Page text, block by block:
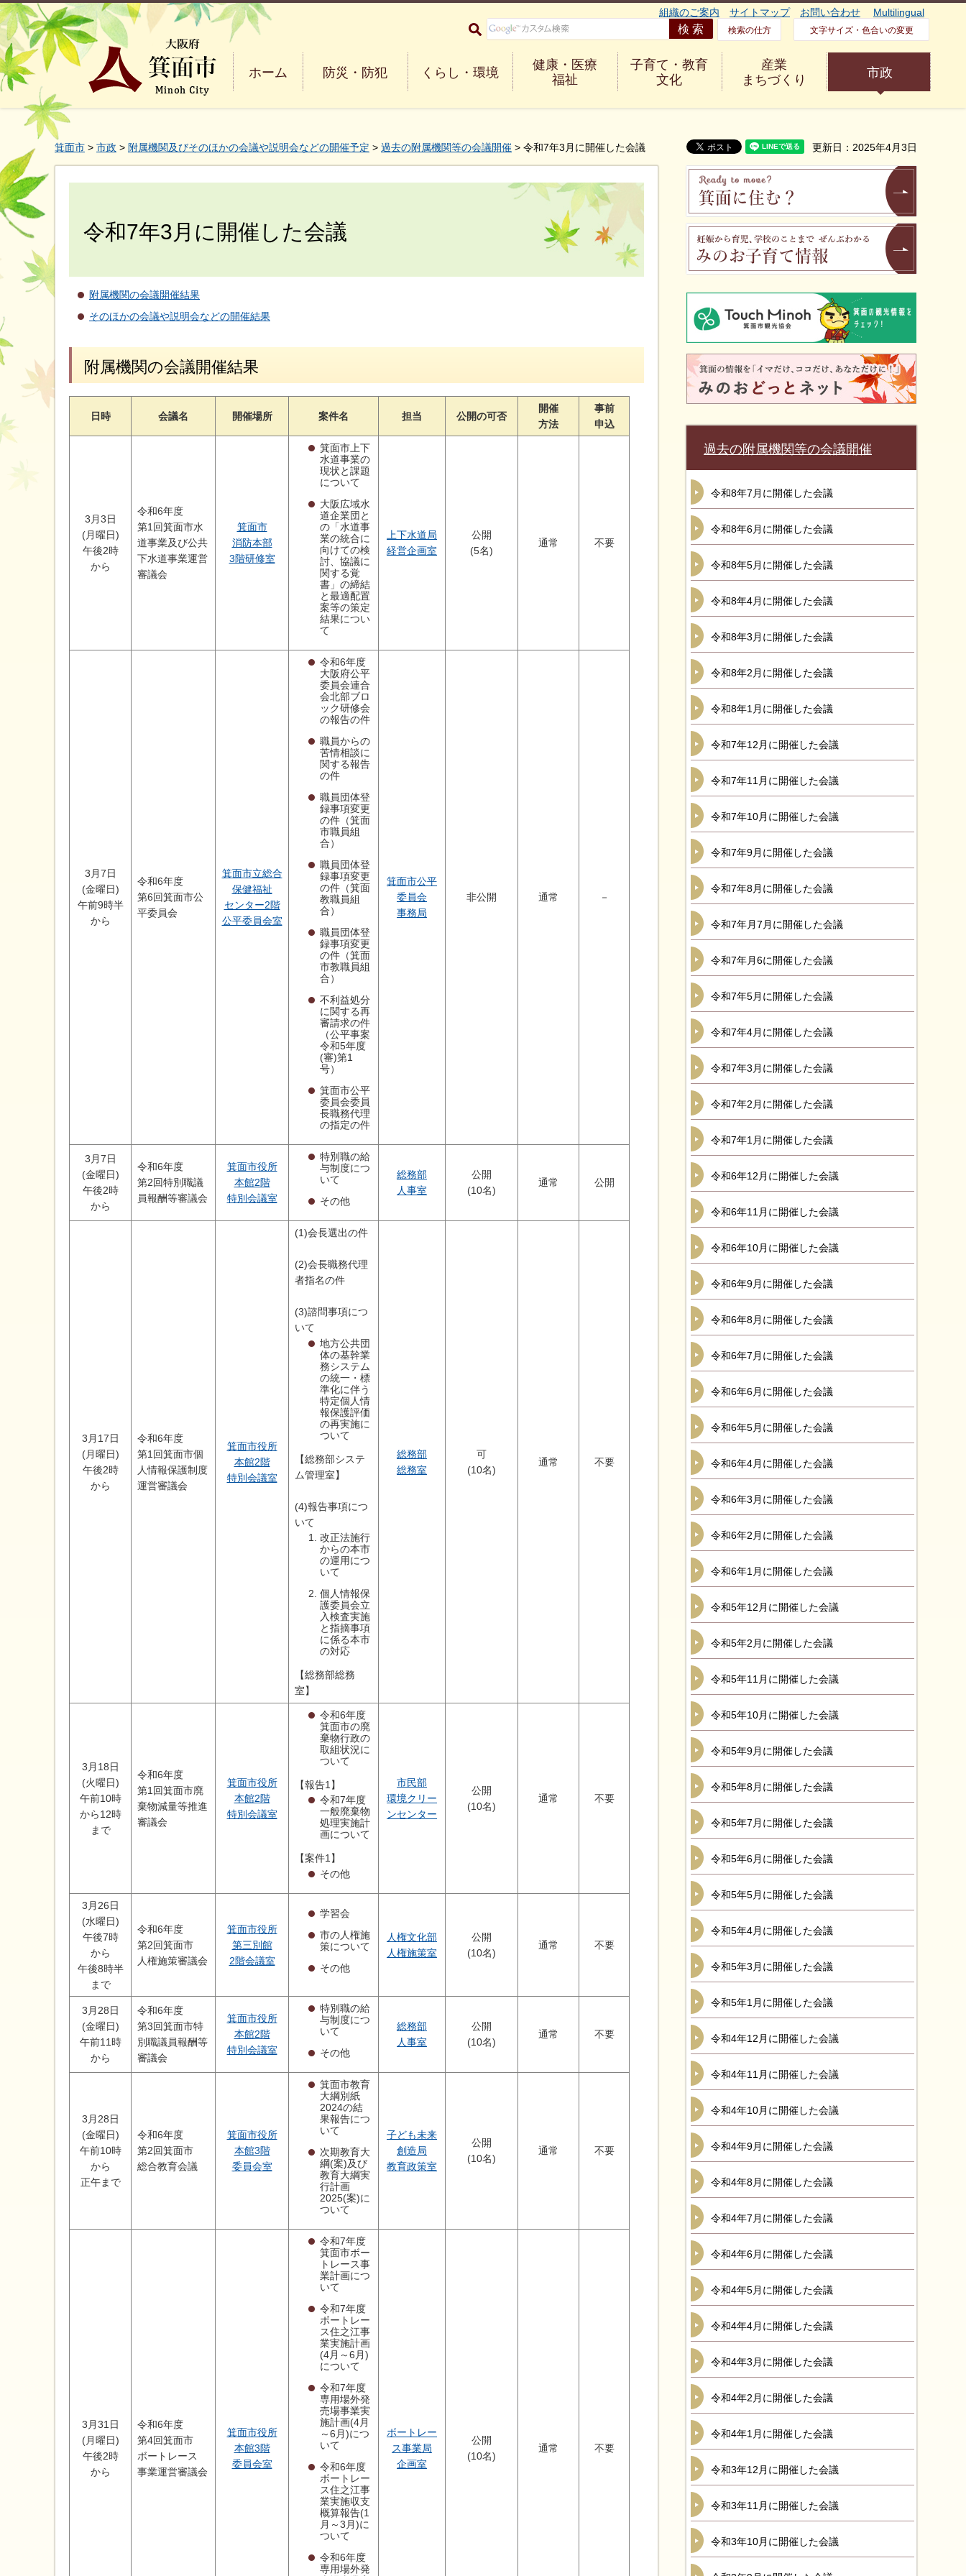
大阪府箕面市 Minoh City
組織のご案内 サイトマップ お問い合わせ Multilingual
検索の仕方 文字サイズ・色合いの変更
ホーム 防災・防犯 くらし・環境
健康・医療
福祉
子育て・教育
文化
産業
まちづくり
市政
箕面市 > 市政 > 附属機関及びそのほかの会議や説明会などの開催予定 > 過去の附属機関等の会議開催 > 令和7年3月に開催した会議 更新日：2025年4月3日
令和7年3月に開催した会議
附属機関の会議開催結果
そのほかの会議や説明会などの開催結果
附属機関の会議開催結果
日時 会議名 開催場所 案件名 担当 公開の可否
開催
方法
事前
申込
3月3日
(月曜日)
午後2時
から
令和6年度
第1回箕面市水
道事業及び公共
下水道事業運営
審議会
箕面市
消防本部
3階研修室
箕面市上下
水道事業の
現状と課題
について
大阪広域水
道企業団と
の「水道事
業の統合に
向けての検
討、協議に
関する覚
書」の締結
と最適配置
案等の策定
結果につい
て
上下水道局
経営企画室
公開
(5名)
通常 不要
3月7日
(金曜日)
午前9時半
から
令和6年度
第6回箕面市公
平委員会
箕面市立総合
保健福祉
センター2階
公平委員会室
令和6年度
大阪府公平
委員会連合
会北部ブロ
ック研修会
の報告の件
職員からの
苦情相談に
関する報告
の件
職員団体登
録事項変更
の件（箕面
市職員組
合）
職員団体登
録事項変更
の件（箕面
教職員組
合）
職員団体登
録事項変更
の件（箕面
市教職員組
合）
不利益処分
に関する再
審請求の件
（公平事案
令和5年度
(審)第1
号）
箕面市公平
委員会委員
長職務代理
の指定の件
箕面市公平
委員会
事務局
非公開 通常 －
3月7日
(金曜日)
午後2時
から
令和6年度
第2回特別職議
員報酬等審議会
箕面市役所
本館2階
特別会議室
特別職の給
与制度につ
いて
その他
総務部
人事室
公開
(10名)
通常 公開
3月17日
(月曜日)
午後2時
から
令和6年度
第1回箕面市個
人情報保護制度
運営審議会
箕面市役所
本館2階
特別会議室
(1)会長選出の件
(2)会長職務代理
者指名の件
(3)諮問事項につ
いて
地方公共団
体の基幹業
務システム
の統一・標
準化に伴う
特定個人情
報保護評価
の再実施に
ついて
【総務部システ
ム管理室】
(4)報告事項につ
いて
改正法施行
からの本市
の運用につ
いて
個人情報保
護委員会立
入検査実施
と指摘事項
に係る本市
の対応
【総務部総務
室】
総務部
総務室
可
(10名)
通常 不要
3月18日
(火曜日)
午前10時
から12時
まで
令和6年度
第1回箕面市廃
棄物減量等推進
審議会
箕面市役所
本館2階
特別会議室
令和6年度
箕面市の廃
棄物行政の
取組状況に
ついて
【報告1】
令和7年度
一般廃棄物
処理実施計
画について
【案件1】
その他
市民部
環境クリー
ンセンター
公開
(10名)
通常 不要
3月26日
(水曜日)
午後7時
から
午後8時半
まで
令和6年度
第2回箕面市
人権施策審議会
箕面市役所
第三別館
2階会議室
学習会
市の人権施
策について
その他
人権文化部
人権施策室
公開
(10名)
通常 不要
3月28日
(金曜日)
午前11時
から
令和6年度
第3回箕面市特
別職議員報酬等
審議会
箕面市役所
本館2階
特別会議室
特別職の給
与制度につ
いて
その他
総務部
人事室
公開
(10名)
通常 不要
3月28日
(金曜日)
午前10時
から
正午まで
令和6年度
第2回箕面市
総合教育会議
箕面市役所
本館3階
委員会室
箕面市教育
大綱別紙
2024の結
果報告につ
いて
次期教育大
綱(案)及び
教育大綱実
行計画
2025(案)に
ついて
子ども未来
創造局
教育政策室
公開
(10名)
通常 不要
3月31日
(月曜日)
午後2時
から
令和6年度
第4回箕面市
ボートレース
事業運営審議会
箕面市役所
本館3階
委員会室
令和7年度
箕面市ボー
トレース事
業計画につ
いて
令和7年度
ボートレー
ス住之江事
業実施計画
(4月～6月)
について
令和7年度
専用場外発
売場事業実
施計画(4月
～6月)につ
いて
令和6年度
ボートレー
ス住之江事
業実施収支
概算報告(1
月～3月)に
ついて
令和6年度
専用場外発
ボートレー
ス事業局
企画室
公開
(10名)
通常 不要
過去の附属機関等の会議開催
令和8年7月に開催した会議
令和8年6月に開催した会議
令和8年5月に開催した会議
令和8年4月に開催した会議
令和8年3月に開催した会議
令和8年2月に開催した会議
令和8年1月に開催した会議
令和7年12月に開催した会議
令和7年11月に開催した会議
令和7年10月に開催した会議
令和7年9月に開催した会議
令和7年8月に開催した会議
令和7年月7月に開催した会議
令和7年月6に開催した会議
令和7年5月に開催した会議
令和7年4月に開催した会議
令和7年3月に開催した会議
令和7年2月に開催した会議
令和7年1月に開催した会議
令和6年12月に開催した会議
令和6年11月に開催した会議
令和6年10月に開催した会議
令和6年9月に開催した会議
令和6年8月に開催した会議
令和6年7月に開催した会議
令和6年6月に開催した会議
令和6年5月に開催した会議
令和6年4月に開催した会議
令和6年3月に開催した会議
令和6年2月に開催した会議
令和6年1月に開催した会議
令和5年12月に開催した会議
令和5年2月に開催した会議
令和5年11月に開催した会議
令和5年10月に開催した会議
令和5年9月に開催した会議
令和5年8月に開催した会議
令和5年7月に開催した会議
令和5年6月に開催した会議
令和5年5月に開催した会議
令和5年4月に開催した会議
令和5年3月に開催した会議
令和5年1月に開催した会議
令和4年12月に開催した会議
令和4年11月に開催した会議
令和4年10月に開催した会議
令和4年9月に開催した会議
令和4年8月に開催した会議
令和4年7月に開催した会議
令和4年6月に開催した会議
令和4年5月に開催した会議
令和4年4月に開催した会議
令和4年3月に開催した会議
令和4年2月に開催した会議
令和4年1月に開催した会議
令和3年12月に開催した会議
令和3年11月に開催した会議
令和3年10月に開催した会議